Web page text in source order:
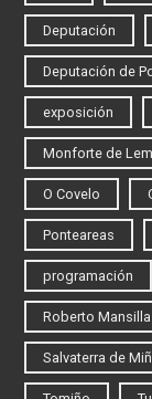
Deputación
Deputación de
exposición
Monforte de
O Covelo
Ponteareas
programación
Roberto
Salvaterra de